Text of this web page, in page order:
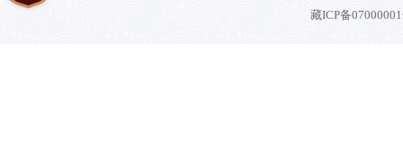
藏ICP备